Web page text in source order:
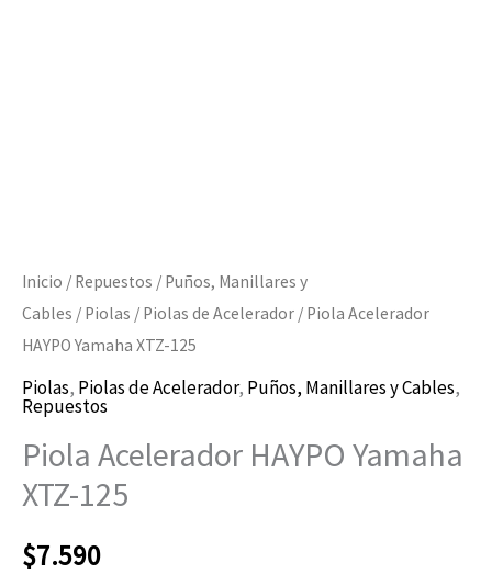
Inicio / Repuestos / Puños, Manillares y
Cables / Piolas / Piolas de Acelerador / Piola Acelerador
HAYPO Yamaha XTZ-125
Piolas, Piolas de Acelerador, Puños, Manillares y Cables,
Repuestos
Piola Acelerador HAYPO Yamaha
XTZ-125
$7.590